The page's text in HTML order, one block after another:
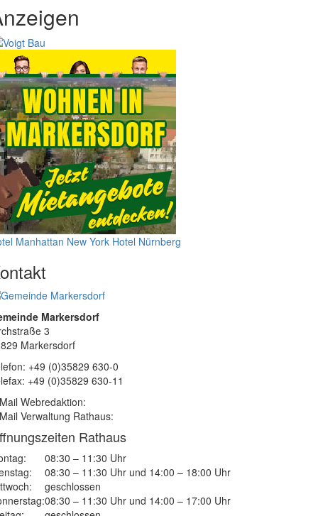
Manhattan New York Hotel Nürnberg
Markersdorf
3
Markersdorf
+49 (0)35829 630-0
+49 (0)35829 630-11
Webredaktion:
Verwaltung Rathaus:
Rathaus
08:30 – 11:30 Uhr
08:30 – 11:30 Uhr und 14:00 – 18:00 Uhr
geschlossen
08:30 – 11:30 Uhr und 14:00 – 17:00 Uhr